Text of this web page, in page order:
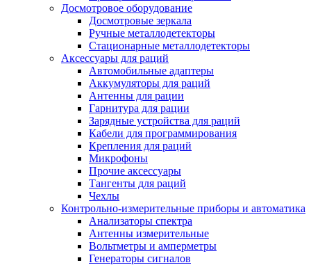
Досмотровое оборудование
Досмотровые зеркала
Ручные металлодетекторы
Стационарные металлодетекторы
Аксессуары для раций
Автомобильные адаптеры
Аккумуляторы для раций
Антенны для рации
Гарнитура для рации
Зарядные устройства для раций
Кабели для программирования
Крепления для раций
Микрофоны
Прочие аксессуары
Тангенты для раций
Чехлы
Контрольно-измерительные приборы и автоматика
Анализаторы спектра
Антенны измерительные
Вольтметры и амперметры
Генераторы сигналов